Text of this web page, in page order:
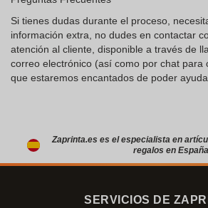
Si tienes dudas durante el proceso,
información extra, no dudes en contactar
atención al cliente, disponible a través de
correo electrónico (así como por chat para
que estaremos encantados de poder
Zaprinta.es es el especialista en
regalos en España
SERVICIOS DE